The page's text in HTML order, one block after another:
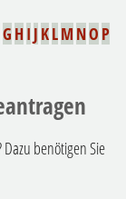
G H I J KLM NO P
benötigen Sie